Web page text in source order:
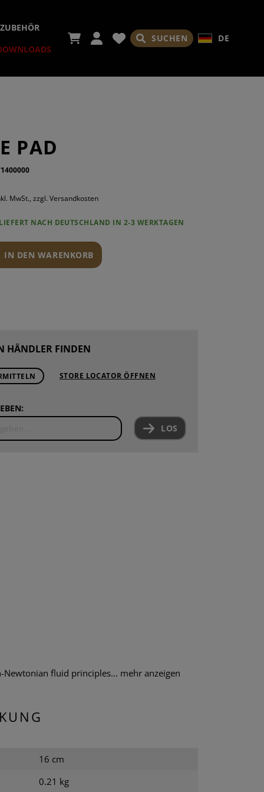
UPGRADES
WARTUNG
SUCHEN DE
PAD
MwSt., zzgl. Versandkosten
NACH DEUTSCHLAND IN 2-3 WERKTAGEN
IN DEN WARENKORB
HÄNDLER FINDEN
STORE LOCATOR ÖFFNEN
LOS
Newtonian fluid principles... mehr anzeigen
16 cm
0.21 kg